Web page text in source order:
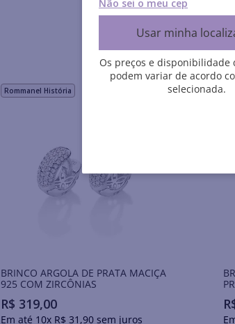
Rommanel História
BRINCO ARGOLA DE PRATA MACIÇA
925 COM ZIRCÔNIAS
R$ 319,00
Em até 10x R$ 31 ,90sem juros
Não sei o meu cep
Usar minha
Os preços e disponibilidade
podem variar de acordo
selecionada.